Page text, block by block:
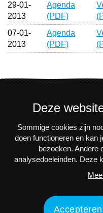
29-01-
2013
Agenda
(PDF)
07-01-
2013
Agenda
(PDF)
Via e-mail op de
activiteiten? Schrijf
Nu
Deze
Sommige cookies zijn
doen functioneren en kan
bezoeken. Andere
analysedoeleinden. Deze
Accepteren